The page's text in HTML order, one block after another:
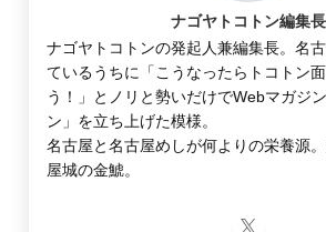
ナゴヤトコトン編集長
ナゴヤトコトンの発起人兼編集長。名
ているうちに「こうなったらトコトン
う！」とノリと勢いだけでWebマガジ
ン」を立ち上げた模様。
名古屋と名古屋めしが何よりの栄養源
屋城の金鯱。